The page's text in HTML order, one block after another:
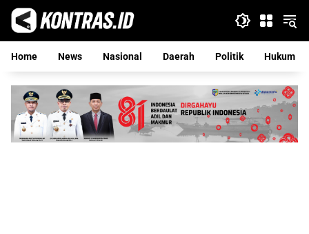
Langsung
konten
Home
News Nasional Daerah Politik Hukum